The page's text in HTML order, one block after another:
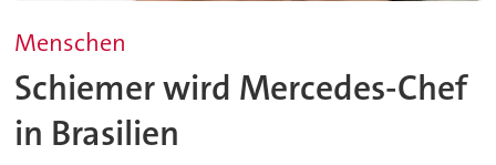
Menschen
Schiemer wird Mercedes-Chef
in Brasilien